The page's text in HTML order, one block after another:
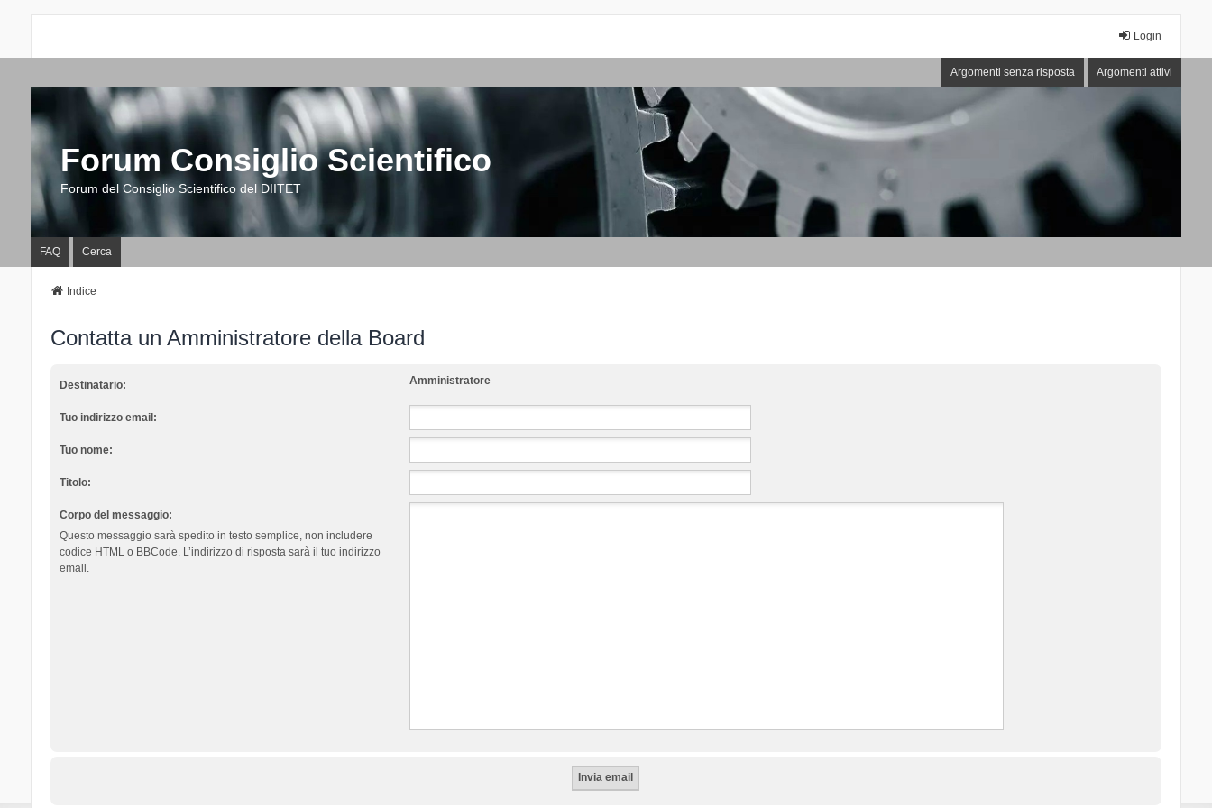
Login
Argomenti senza risposta Argomenti attivi
Forum Consiglio Scientifico
Forum del Consiglio Scientifico del DIITET
FAQ Cerca
Indice
Contatta un Amministratore della Board
Destinatario: Amministratore
Tuo indirizzo email:
Tuo nome:
Titolo:
Corpo del messaggio:
Questo messaggio sarà spedito in testo semplice, non includere
codice HTML o BBCode. L’indirizzo di risposta sarà il tuo indirizzo
email.